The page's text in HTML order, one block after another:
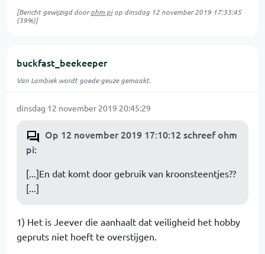
[Bericht gewijzigd doorohm piop dinsdag 12 november 2019 17:33:45
(39%)]
buckfast_beekeeper
Van Lambiek wordt goede geuze gemaakt.
dinsdag 12 november 2019 20:45:29
Op 12 november 2019 17:10:12 schreef ohm
pi:
[...]En dat komt door gebruik van kroonsteentjes??
[...]
1) Het is Jeever die aanhaalt dat veiligheid het hobby
gepruts niet hoeft te overstijgen.